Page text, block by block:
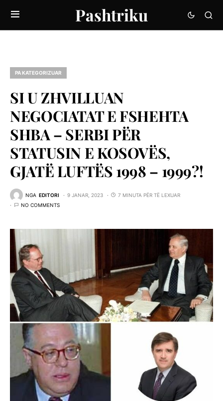
Pashtriku
PA KATEGORIZUAR
SI U ZHVILLUAN
NEGOCIATAT E FSHEHTA
SHBA – SERBI PËR
STATUSIN E KOSOVËS,
GJATË LUFTËS 1998 – 1999?!
NGA EDITORI 9 JANAR, 2023
7 MINUTA PËR TË LEXUAR
NO COMMENTS